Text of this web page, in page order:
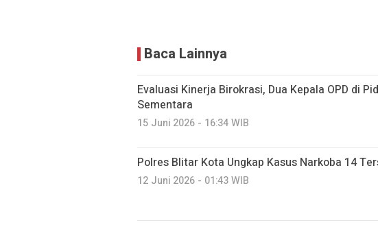
Baca Lainnya
Evaluasi Kinerja Birokrasi, Dua Kepala OPD di
Sementara
15 Juni 2026 - 16:34 WIB
Polres Blitar Kota Ungkap Kasus Narkoba 14
12 Juni 2026 - 01:43 WIB